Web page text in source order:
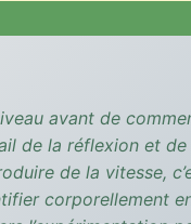
avant de
de la réflexion et
de la vitesse,
corporellement